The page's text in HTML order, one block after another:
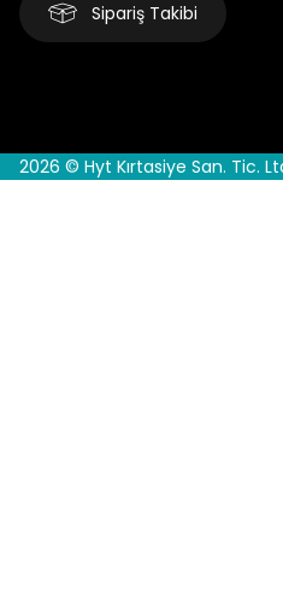
Sipariş Takibi
2026 © Hyt Kırtasiye San. Tic.